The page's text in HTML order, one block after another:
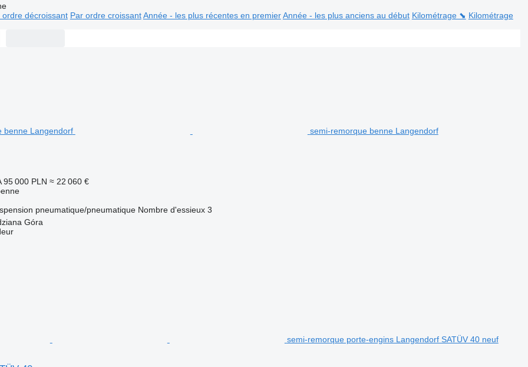
ordre décroissant Par ordre croissant Année - les plus récentes en premier Année - les plus anciens au début Kilométrage ⬊ Kilométrage
semi-remorque benne Langendorf
95 000 PLN ≈ 22 060 €
pneumatique/pneumatique Nombre d'essieux 3
Góra
semi-remorque porte-engins Langendorf SATÜV 40 neuf